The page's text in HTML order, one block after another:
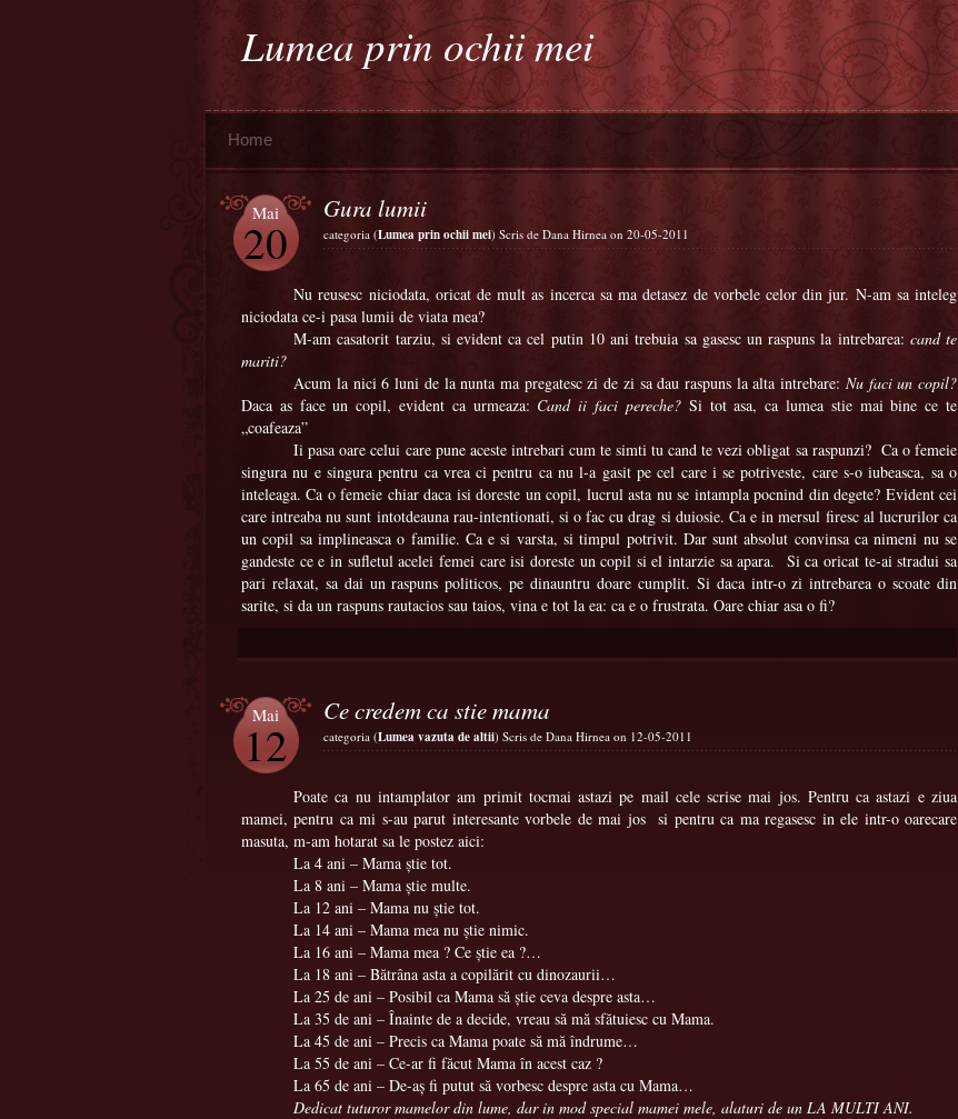
Lumea prin ochii mei
Home
Mai
20
Gura lumii
categoria (Lumea prin ochii mei) Scris de Dana Hirnea on 20-05-2011
Nu reusesc niciodata, oricat de mult as incerca sa ma detasez de vorbele celor din jur. N-am sa inteleg
niciodata ce-i pasa lumii de viata mea?
M-am casatorit tarziu, si evident ca cel putin 10 ani trebuia sa gasesc un raspuns la intrebarea: cand te
mariti?
Acum la nici 6 luni de la nunta ma pregatesc zi de zi sa dau raspuns la alta intrebare: Nu faci un copil?
Daca as face un copil, evident ca urmeaza: Cand ii faci pereche? Si tot asa, ca lumea stie mai bine ce te
„coafeaza”
Ii pasa oare celui care pune aceste intrebari cum te simti tu cand te vezi obligat sa raspunzi? Ca o femeie
singura nu e singura pentru ca vrea ci pentru ca nu l-a gasit pe cel care i se potriveste, care s-o iubeasca, sa o
inteleaga. Ca o femeie chiar daca isi doreste un copil, lucrul asta nu se intampla pocnind din degete? Evident cei
care intreaba nu sunt intotdeauna rau-intentionati, si o fac cu drag si duiosie. Ca e in mersul firesc al lucrurilor ca
un copil sa implineasca o familie. Ca e si varsta, si timpul potrivit. Dar sunt absolut convinsa ca nimeni nu se
gandeste ce e in sufletul acelei femei care isi doreste un copil si el intarzie sa apara.
Si ca oricat te-ai stradui sa
pari relaxat, sa dai un raspuns politicos, pe dinauntru doare cumplit. Si daca intr-o zi intrebarea o scoate din
sarite, si da un raspuns rautacios sau taios, vina e tot la ea: ca e o frustrata. Oare chiar asa o fi?
Mai
12
Ce credem ca stie mama
categoria (Lumea vazuta de altii) Scris de Dana Hirnea on 12-05-2011
Poate ca nu intamplator am primit tocmai astazi pe mail cele scrise mai jos. Pentru ca astazi e ziua
mamei, pentru ca mi s-au parut interesante vorbele de mai jos si pentru ca ma regasesc in ele intr-o oarecare
masuta, m-am hotarat sa le postez aici:
La 4 ani – Mama ştie tot.
La 8 ani – Mama ştie multe.
La 12 ani – Mama nu ştie tot.
La 14 ani – Mama mea nu ştie nimic.
La 16 ani – Mama mea ? Ce ştie ea ?…
La 18 ani – Bătrâna asta a copilărit cu dinozaurii…
La 25 de ani – Posibil ca Mama să ştie ceva despre asta…
La 35 de ani – Înainte de a decide, vreau să mă sfătuiesc cu Mama.
La 45 de ani – Precis ca Mama poate să mă îndrume…
La 55 de ani – Ce-ar fi făcut Mama în acest caz ?
La 65 de ani – De-aş fi putut să vorbesc despre asta cu Mama…
Dedicat tuturor mamelor din lume, dar in mod special mamei mele, alaturi de un LA MULTI ANI.